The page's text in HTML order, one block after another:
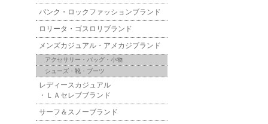
パンク・ロックファッションブランド
ロリータ・ゴスロリブランド
メンズカジュアル・アメカジブランド
アクセサリー・バッグ・小物
シューズ・靴・ブーツ
レディースカジュアル
・ＬＡセレブブランド
サーフ＆スノーブランド